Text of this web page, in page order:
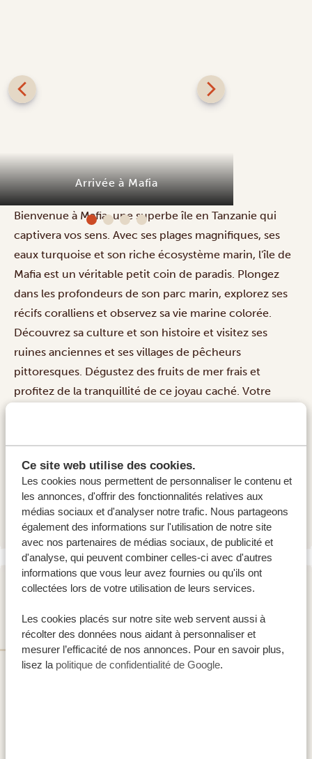
Ce site web utilise des cookies.
Les cookies nous permettent de personnaliser le contenu et
les annonces, d'offrir des fonctionnalités relatives aux
médias sociaux et d'analyser notre trafic. Nous partageons
également des informations sur l'utilisation de notre site
avec nos partenaires de médias sociaux, de publicité et
d'analyse, qui peuvent combiner celles-ci avec d'autres
informations que vous leur avez fournies ou qu'ils ont
collectées lors de votre utilisation de leurs services.
Les cookies placés sur notre site web servent aussi à
récolter des données nous aidant à personnaliser et
mesurer l’efficacité de nos annonces. Pour en savoir plus,
lisez la politique de confidentialité de Google.
Arrivée à Mafia
Bienvenue à Mafia, une superbe île en Tanzanie qui
captivera vos sens. Avec ses plages magnifiques, ses
eaux turquoise et son riche écosystème marin, l'île de
Mafia est un véritable petit coin de paradis. Plongez
dans les profondeurs de son parc marin, explorez ses
récifs coralliens et observez sa vie marine colorée.
Découvrez sa culture et son histoire et visitez ses
ruines anciennes et ses villages de pêcheurs
pittoresques. Dégustez des fruits de mer frais et
profitez de la tranquillité de ce joyau caché. Votre
SILVER Mafia Kivulini Lodge
GOLD Basecamp Eco Resort Mafia Island
Pole Pole Bungalows
JOUR 2 - 4
ÎLE DE MAFIA